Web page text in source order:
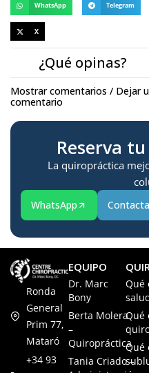
WhatsApp Telegram
X
¿Qué opinas?
Mostrar comentarios / Dejar
comentario
Reserva
La quiropráctica
WhatsApp
Ronda
General
Prim 77,
Mataró
+34 93
EQUIPO
Dr. Marc
Bony
Berta Molera
–
Quiropráctica
Tania Criado –
Qué
Qué
Qué